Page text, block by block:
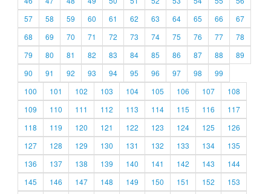
57
58 59 60 61 62 63 64 65 66
67
68
69 70 71 72 73 74 75 76 77
78
79
80 81 82 83 84 85 86 87 88
89
90
91 92 93 94 95 96 97 98
99
100
101 102 103 104 105 106 107
108
109
110 111 112 113 114 115 116
117
118
119 120 121 122 123 124 125
126
127
128 129 130 131 132 133 134
135
136
137 138 139 140 141 142 143
144
145
146 147 148 149 150 151 152
153